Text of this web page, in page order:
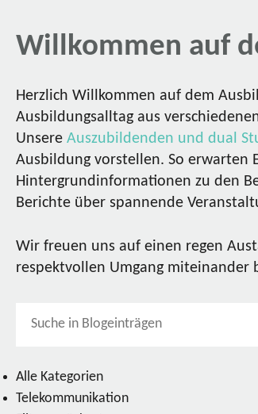
Willkommen auf
Herzlich Willkommen auf dem
Ausbildungsalltag aus
Unsere Auszubildenden und dual
Ausbildung vorstellen. So erwarten
Hintergrundinformationen zu den
Berichte über spannende
Wir freuen uns auf einen regen
respektvollen Umgang miteinander
Alle Kategorien
Telekommunikation